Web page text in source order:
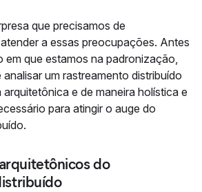
que precisamos de
a essas preocupações. Antes
em que estamos na padronização,
um rastreamento distribuído
e de maneira holística e
para atingir o auge do
do